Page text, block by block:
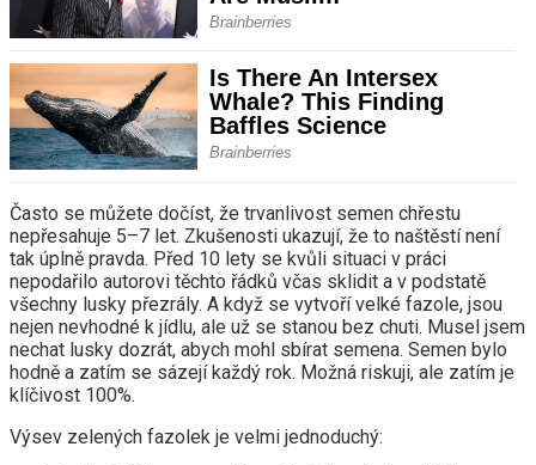
Často se můžete dočíst, že trvanlivost semen chřestu
nepřesahuje 5–7 let. Zkušenosti ukazují, že to naštěstí není
tak úplně pravda. Před 10 lety se kvůli situaci v práci
nepodařilo autorovi těchto řádků včas sklidit a v podstatě
všechny lusky přezrály. A když se vytvoří velké fazole, jsou
nejen nevhodné k jídlu, ale už se stanou bez chuti. Musel jsem
nechat lusky dozrát, abych mohl sbírat semena. Semen bylo
hodně a zatím se sázejí každý rok. Možná riskuji, ale zatím je
klíčivost 100%.
Výsev zelených fazolek je velmi jednoduchý: